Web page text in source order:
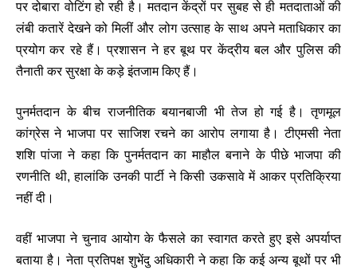
पर दोबारा वोटिंग हो रही है। मतदान केंद्रों पर सुबह से ही मतदाताओं की
लंबी कतारें देखने को मिलीं और लोग उत्साह के साथ अपने मताधिकार का
प्रयोग कर रहे हैं। प्रशासन ने हर बूथ पर केंद्रीय बल और पुलिस की
तैनाती कर सुरक्षा के कड़े इंतजाम किए हैं।
पुनर्मतदान के बीच राजनीतिक बयानबाजी भी तेज हो गई है। तृणमूल
कांग्रेस ने भाजपा पर साजिश रचने का आरोप लगाया है। टीएमसी नेता
शशि पांजा ने कहा कि पुनर्मतदान का माहौल बनाने के पीछे भाजपा की
रणनीति थी, हालांकि उनकी पार्टी ने किसी उकसावे में आकर प्रतिक्रिया
नहीं दी।
वहीं भाजपा ने चुनाव आयोग के फैसले का स्वागत करते हुए इसे अपर्याप्त
बताया है। नेता प्रतिपक्ष शुभेंदु अधिकारी ने कहा कि कई अन्य बूथों पर भी